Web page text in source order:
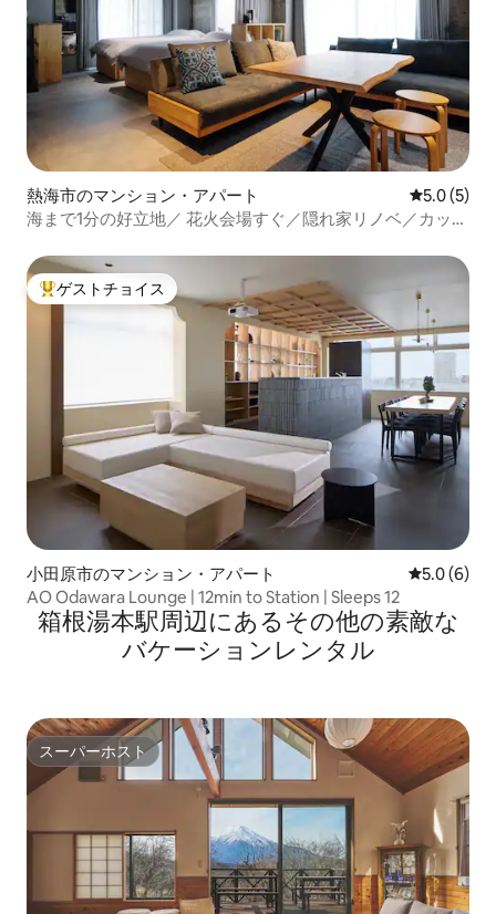
熱海市のマンション・アパート レビュー5
5.0 (5)
海まで1分の好立地／ 花火会場すぐ／隠れ家リノベ／カップ
大好評のゲストチョイスです。
ゲストチョイス
小田原市のマンション・アパート レビュー6
5.0 (6)
AO Odawara Lounge | 12min to Station | Sleeps 12
箱根湯本駅⁠周⁠辺⁠に⁠あ⁠るそ⁠の⁠他⁠の素⁠敵⁠な
バ⁠ケ⁠ー⁠シ⁠ョ⁠ン⁠レ⁠ン⁠タ⁠ル
スーパーホスト
スーパーホスト